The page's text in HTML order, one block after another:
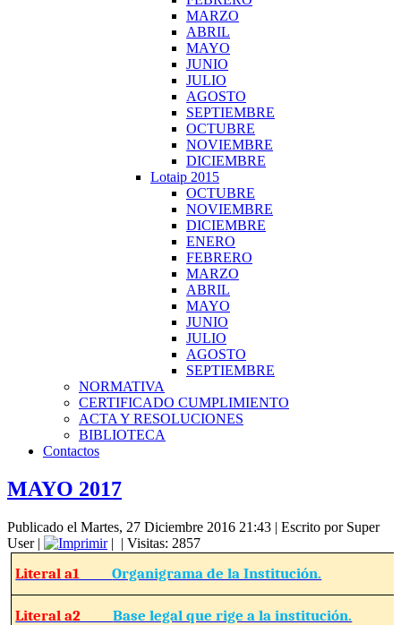
MARZO
ABRIL
MAYO
JUNIO
JULIO
AGOSTO
SEPTIEMBRE
OCTUBRE
NOVIEMBRE
DICIEMBRE
Lotaip 2015
OCTUBRE
NOVIEMBRE
DICIEMBRE
ENERO
FEBRERO
MARZO
ABRIL
MAYO
JUNIO
JULIO
AGOSTO
SEPTIEMBRE
NORMATIVA
CERTIFICADO CUMPLIMIENTO
ACTA Y RESOLUCIONES
BIBLIOTECA
Contactos
MAYO 2017
Publicado el Martes, 27 Diciembre 2016 21:43 | Escrito por Super
User| | | Visitas: 2857
Literal a1Organigrama de la Institución.
Literal a2Base legal que rige a la institución.